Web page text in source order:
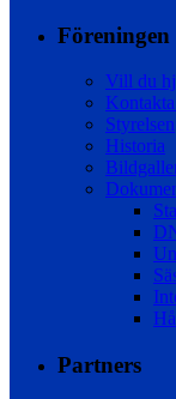
Föreningen
Vill du
Styrelsen
Historia
Partners